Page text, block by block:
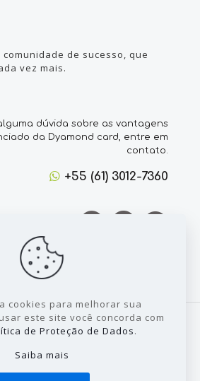
de sucesso, que
vez mais.
dúvida sobre as vantagens
da Dyamond card, entre em
contato.
+55 (61) 3012-7360
reservados a Dyamond
por:Sales Publicidade
cookies para melhorar sua
este site você concorda com
de Proteção de Dados.
Saiba mais